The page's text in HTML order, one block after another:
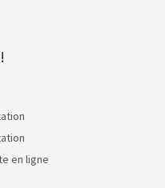
en ligne